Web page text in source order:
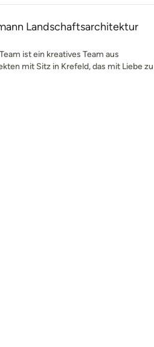
Landschaftsarchitektur
ist ein kreatives Team aus
mit Sitz in Krefeld, das mit Liebe zu